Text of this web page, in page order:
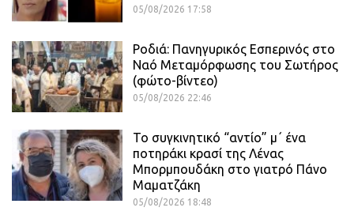
05/08/2026 17:58
Ροδιά: Πανηγυρικός Εσπερινός στο
Ναό Μεταμόρφωσης του Σωτήρος
(φώτο-βίντεο)
05/08/2026 22:46
Το συγκινητικό “αντίο” μ΄ ένα
ποτηράκι κρασί της Λένας
Μπορμπουδάκη στο γιατρό Πάνο
Μαματζάκη
05/08/2026 18:48